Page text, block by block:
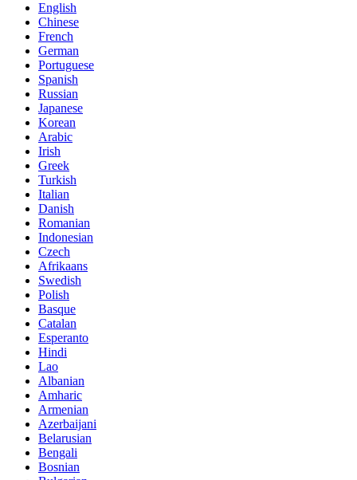
English
Chinese
French
German
Portuguese
Spanish
Russian
Japanese
Korean
Arabic
Irish
Greek
Turkish
Italian
Danish
Romanian
Indonesian
Czech
Afrikaans
Swedish
Polish
Basque
Catalan
Esperanto
Hindi
Lao
Albanian
Amharic
Armenian
Azerbaijani
Belarusian
Bengali
Bosnian